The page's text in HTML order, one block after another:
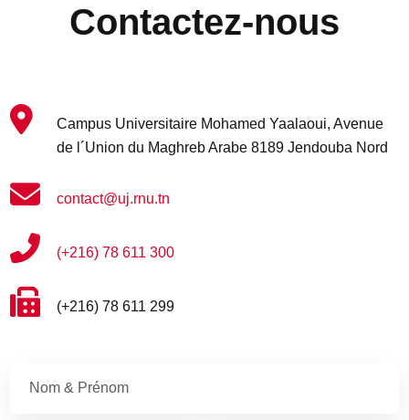
Contactez-nous
Campus Universitaire Mohamed Yaalaoui, Avenue
de l´Union du Maghreb Arabe 8189 Jendouba Nord
contact@uj.rnu.tn
(+216) 78 611 300
(+216) 78 611 299